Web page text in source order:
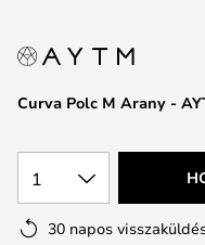
Curva Polc M Arany -
1
30 napos